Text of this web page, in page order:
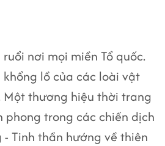
nơi mọi miền Tổ quốc.
lồ của các loài vật
thương hiệu thời trang
phong trong các chiến dịch
Tinh thần hướng về thiên